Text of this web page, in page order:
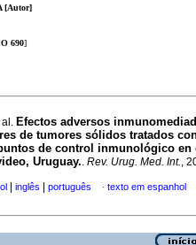
[Autor]
690]
Efectos adversos
de tumores sólidos tratados
de control inmunológico en
Uruguay.. Rev. Urug. Med. Int.,
inglês português · texto em espanhol